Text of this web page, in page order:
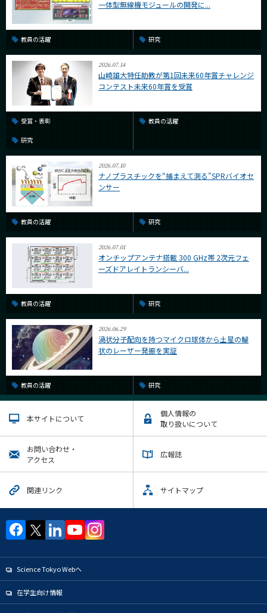
一体型無線機モジュールの開発に...
教員の活躍 研究
2026.07.14
山崎雄大特任助教が第1回未来60年賞チャレンジ
コンテスト未来60年賞を受賞
受賞・表彰 教員の活躍
研究
2026.07.10
ナノプラスチックを“捕まえて測る”SPRバイオセ
ンサー
教員の活躍 研究
2026.07.01
オンチップアンテナ搭載 300 GHz帯 2次元フェ
ーズドアレイトランシーバ...
教員の活躍 研究
2026.06.29
渦状分子配向を持つマイクロ球体から土星の輪
状のレーザー発振を実証
教員の活躍 研究
本サイトについて
個人情報の
取り扱いについて
お問い合わせ・
アクセス
広報誌
関連リンク サイトマップ
Science Tokyo Webヘ
在学生向け情報